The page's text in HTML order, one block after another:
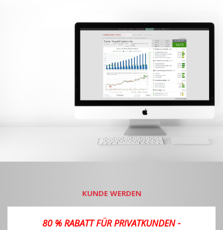
KUNDE WERDEN
80 % RABATT FÜR PRIVATKUNDEN -